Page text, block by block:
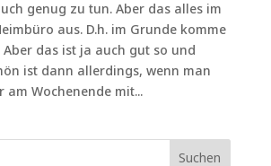
genug zu tun. Aber das alles im
aus. D.h. im Grunde komme
das ist ja auch gut so und
ist dann allerdings, wenn man
am Wochenende mit...
Suchen